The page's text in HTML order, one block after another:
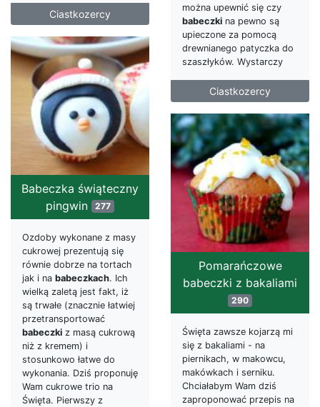
Ciastkozercy
można upewnić się czy
babeczki na pewno są
upieczone za pomocą
drewnianego patyczka do
szaszłyków. Wystarczy
Ciastkozercy
Babeczka świąteczny
pingwin 277
Ozdoby wykonane z masy
cukrowej prezentują się
równie dobrze na tortach
jak i na babeczkach. Ich
wielką zaletą jest fakt, iż
są trwałe (znacznie łatwiej
przetransportować
babeczki z masą cukrową
niż z kremem) i
stosunkowo łatwe do
wykonania. Dziś proponuję
Wam cukrowe trio na
Święta. Pierwszy z
Pomarańczowe
babeczki z bakaliami
290
Święta zawsze kojarzą mi
się z bakaliami - na
piernikach, w makowcu,
makówkach i serniku.
Chciałabym Wam dziś
zaproponować przepis na